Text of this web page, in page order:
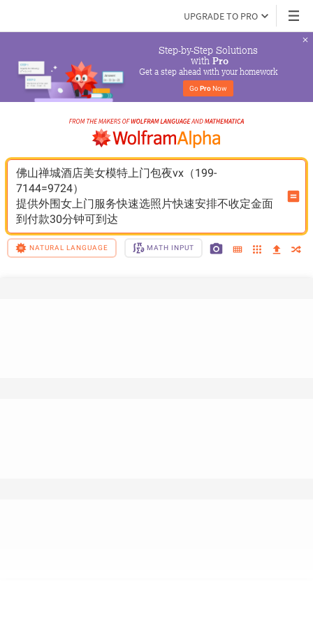
UPGRADE TO PRO
Step-by-Step Solutions
with Pro
Get a step ahead with your homework
Go Pro Now
佛山禅城酒店美女模特上门包夜vx（199-
7144=9724）
提供外围女上门服务快速选照片快速安排不收定金面
到付款30分钟可到达
NATURAL LANGUAGE MATH INPUT